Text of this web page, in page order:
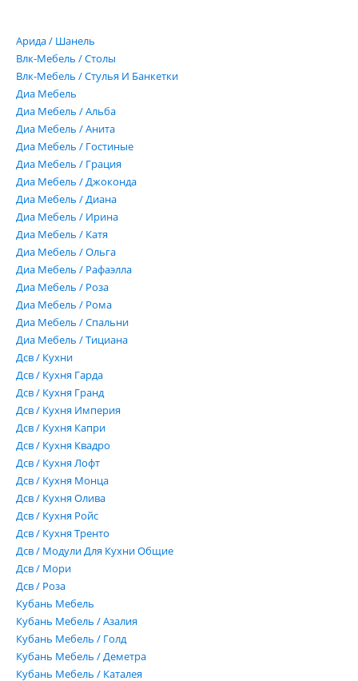
Арида / Шанель
Влк-Мебель / Столы
Влк-Мебель / Стулья И Банкетки
Диа Мебель
Диа Мебель / Альба
Диа Мебель / Анита
Диа Мебель / Гостиные
Диа Мебель / Грация
Диа Мебель / Джоконда
Диа Мебель / Диана
Диа Мебель / Ирина
Диа Мебель / Катя
Диа Мебель / Ольга
Диа Мебель / Рафаэлла
Диа Мебель / Роза
Диа Мебель / Рома
Диа Мебель / Спальни
Диа Мебель / Тициана
Дсв / Кухни
Дсв / Кухня Гарда
Дсв / Кухня Гранд
Дсв / Кухня Империя
Дсв / Кухня Капри
Дсв / Кухня Квадро
Дсв / Кухня Лофт
Дсв / Кухня Монца
Дсв / Кухня Олива
Дсв / Кухня Ройс
Дсв / Кухня Тренто
Дсв / Модули Для Кухни Общие
Дсв / Мори
Дсв / Роза
Кубань Мебель
Кубань Мебель / Азалия
Кубань Мебель / Голд
Кубань Мебель / Деметра
Кубань Мебель / Каталея